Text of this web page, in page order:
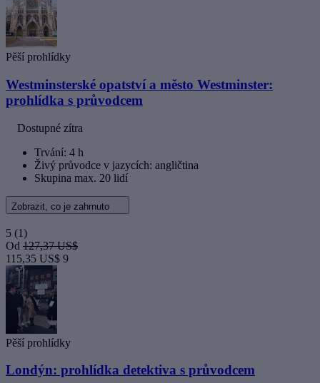
Pěší prohlídky
Westminsterské opatství a město Westminster:
prohlídka s průvodcem
Dostupné zítra
Trvání: 4 h
Živý průvodce v jazycích: angličtina
Skupina max. 20 lidí
Zobrazit, co je zahrnuto
5 (1)
Od 127,37 US$
115,35 US$ 9
Pěší prohlídky
Londýn: prohlídka detektiva s průvodcem